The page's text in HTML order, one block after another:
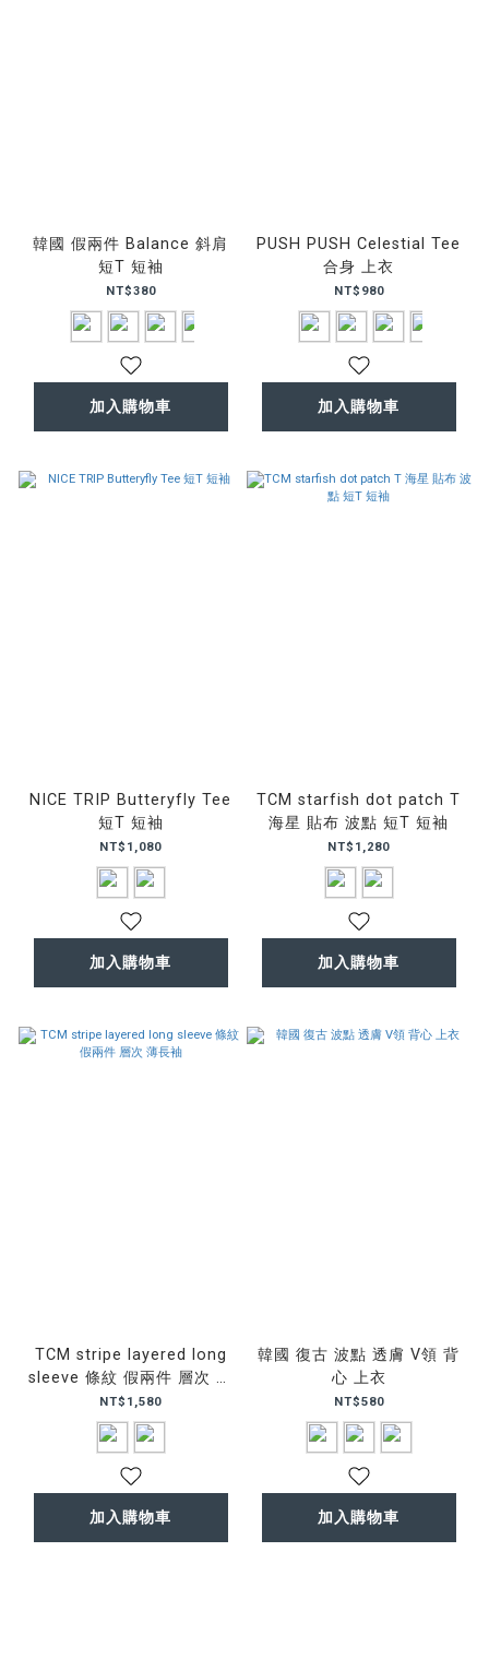
韓國 假兩件 Balance 斜肩
短T 短袖
NT$380
加入購物車
PUSH PUSH Celestial Tee
合身 上衣
NT$980
加入購物車
NICE TRIP Butteryfly Tee
短T 短袖
NT$1,080
加入購物車
TCM starfish dot patch T
海星 貼布 波點 短T 短袖
NT$1,280
加入購物車
TCM stripe layered long
sleeve 條紋 假兩件 層次 薄
長袖
NT$1,580
加入購物車
韓國 復古 波點 透膚 V領 背
心 上衣
NT$580
加入購物車